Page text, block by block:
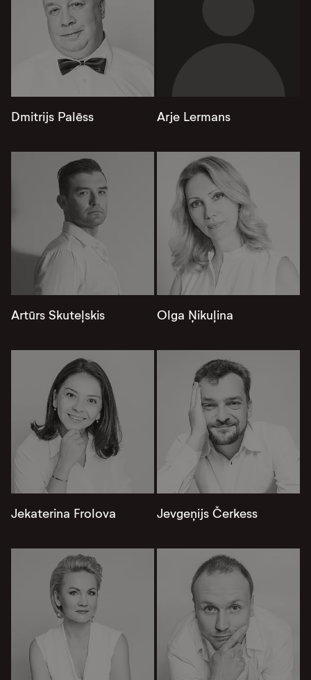
Dmitrijs Palēss Arje Lermans
Artūrs Skuteļskis Olga Ņikuļina
Jekaterina Frolova Jevgeņijs Čerkess